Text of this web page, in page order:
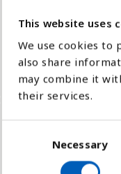
This website uses
We use cookies to
also share
may combine it
their services.
Necessary